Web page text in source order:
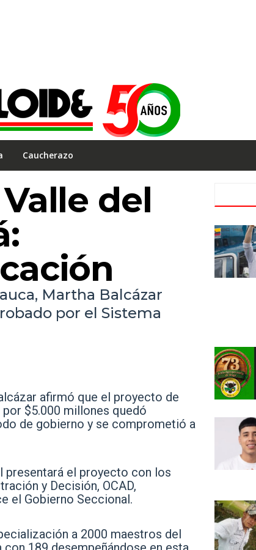
Caucherazo
del
Martha Balcázar
por el Sistema
afirmó que el proyecto de
$5.000 millones quedó
de gobierno y se comprometió a
presentará el proyecto con los
y Decisión, OCAD,
el Gobierno Seccional.
a 2000 maestros del